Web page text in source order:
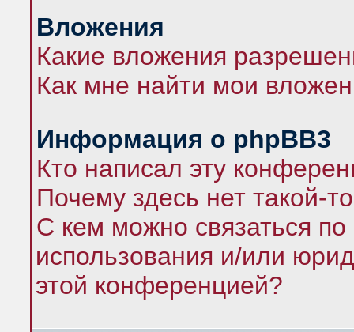
Вложения
Какие вложения
Как мне найти мои
Информация о phpBB3
Кто написал эту
Почему здесь нет такой-
С кем можно связаться по
использования и/или
этой конференцией?